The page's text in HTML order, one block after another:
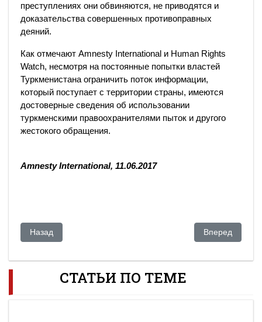
преступлениях они обвиняются, не приводятся и
доказательства совершенных противоправных
деяний.
Как отмечают Amnesty International и Human Rights
Watch, несмотря на постоянные попытки властей
Туркменистана ограничить поток информации,
который поступает с территории страны, имеются
достоверные сведения об использовании
туркменскими правоохранителями пыток и другого
жестокого обращения.
Amnesty International, 11.06.2017
Предыдущий: Китай пытается втянуть ближневосточные
Назад Следующий:
Вперед
СТАТЬИ ПО ТЕМЕ